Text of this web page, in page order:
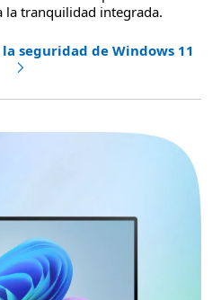
la tranquilidad integrada.
seguridad de Windows 11